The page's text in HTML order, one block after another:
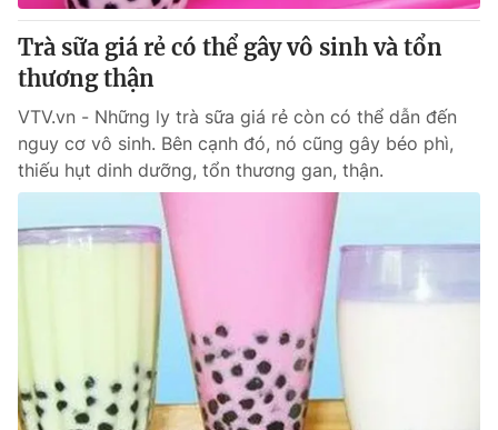
Trà sữa giá rẻ có thể gây vô sinh và tổn
thương thận
VTV.vn - Những ly trà sữa giá rẻ còn có thể dẫn đến
nguy cơ vô sinh. Bên cạnh đó, nó cũng gây béo phì,
thiếu hụt dinh dưỡng, tổn thương gan, thận.